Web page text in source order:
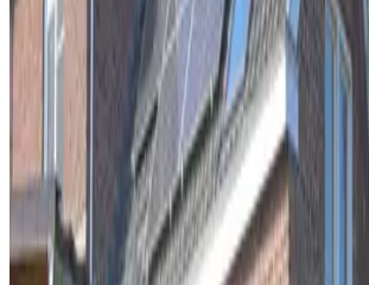
Kies je verblijfsdata om beschikbaarheid en
vakantiehuis voor je verblijf
Toon kamerfoto's
Sfeervolle woning grote tuin
hartje Epen
Vakantiehuis